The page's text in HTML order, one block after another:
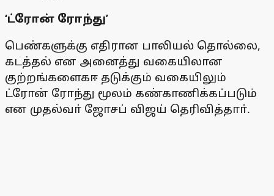
‘ட்ரோன் ரோந்து’
பெண்களுக்கு எதிரான பாலியல் தொல்லை,
கடத்தல் என அனைத்து வகையிலான
குற்றங்களைகஈ தடுக்கும் வகையிலும்
ட்ரோன் ரோந்து மூலம் கண்காணிக்கப்படும்
என முதல்வா் ஜோசப் விஜய் தெரிவித்தாா்.